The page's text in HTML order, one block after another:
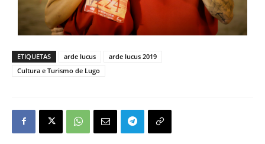
ETIQUETAS arde lucus
arde lucus 2019
Cultura e Turismo de Lugo